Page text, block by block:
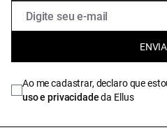
Ao me cadastrar, declaro que
uso e privacidadeda Ellus